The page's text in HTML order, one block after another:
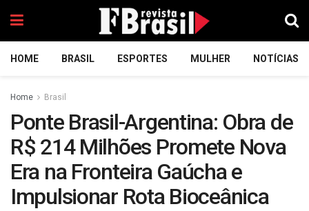
HOME BRASIL ESPORTES MULHER NOTÍCIAS
Home Brasil
Ponte Brasil-Argentina: Obra de
R$ 214 Milhões Promete Nova
Era na Fronteira Gaúcha e
Impulsionar Rota Bioceânica